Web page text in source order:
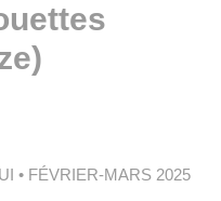
• FÉVRIER-MARS 2025